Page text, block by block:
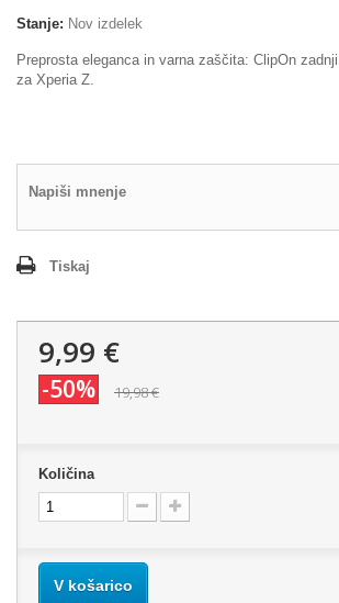
Stanje: Nov izdelek
Preprosta eleganca in varna zaščita: ClipOn
za Xperia Z.
Napiši mnenje
Tiskaj
9,99 €
-50% 19,98 €
Količina
V košarico